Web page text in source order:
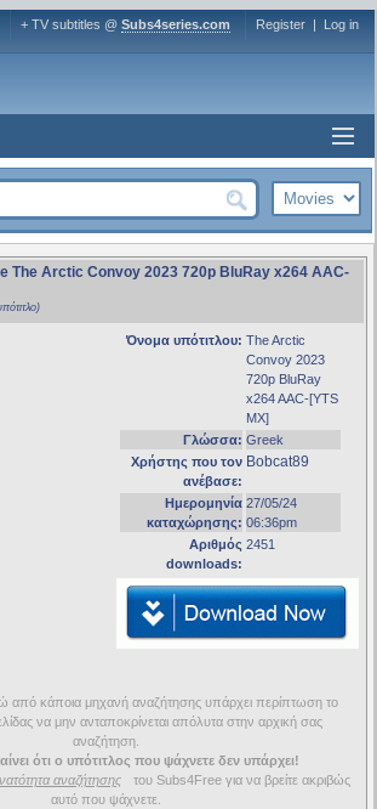
+ TV subtitles @ Subs4series.com Register | Log in
The Arctic Convoy 2023 720p BluRay x264 AAC-
Όνομα υπότιτλου: The Arctic
Convoy 2023
720p BluRay
x264 AAC-[YTS
MX]
Γλώσσα: Greek
Χρήστης που τον
ανέβασε:
Bobcat89
Ημερομηνία
καταχώρησης:
27/05/24
06:36pm
Αριθμός
downloads:
2451
από κάποια μηχανή αναζήτησης υπάρχει περίπτωση το
να μην ανταποκρίνεται απόλυτα στην αρχική σας
αναζήτηση.
ότι ο υπότιτλος που ψάχνετε δεν υπάρχει!
αναζήτησης
του Subs4Free για να βρείτε ακριβώς
αυτό που ψάχνετε.